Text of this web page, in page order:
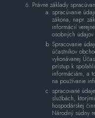
Právne základy
spracúvanie
zákona, napr.
informácií
osobných
Spracovanie
účastníkov
vykonávanej
prístup k
informáciám, a
na používanie
spracované
službách,
hospodárskej
Národný súdny